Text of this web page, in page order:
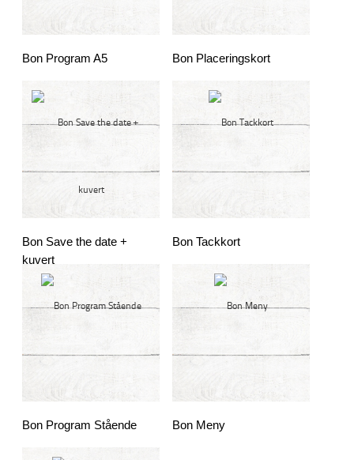
Bon Program A5 Bon Placeringskort
Bon Save the date +
kuvert
Bon Tackkort
Bon Program Stående Bon Meny